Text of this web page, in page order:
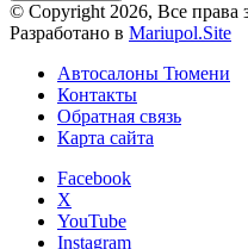
© Copyright 2026, Все
Разработано в Mariupol.Site
Автосалоны Тюмени
Контакты
Обратная связь
Карта сайта
Facebook
X
YouTube
Instagram